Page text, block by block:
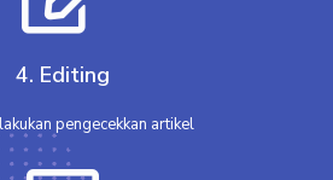
4. Editing
pengecekkan artikel